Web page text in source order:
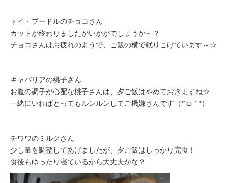
トイ・プードルのチョコさん
カットが終わりましたがいかがでしょうか～？
チョコさんはお疲れのようで、ご飯の横で眠りこけています～☆
キャバリアの桃子さん
お腹の調子が心配な桃子さんは、夕ご飯はやめておきますね☆
一緒にいればとってもルンルンしてご機嫌さんです（*´ω｀*）
チワワのミルクさん
少し量を調整してあげましたが、夕ご飯はしっかり完食！
食後もゆったり寝ているから大丈夫かな？